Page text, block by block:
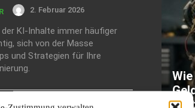
2. Februar 2026
der KI-Inhalte immer häufiger
sich von der Masse
und Strategien für Ihre